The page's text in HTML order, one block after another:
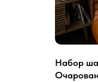
Набор